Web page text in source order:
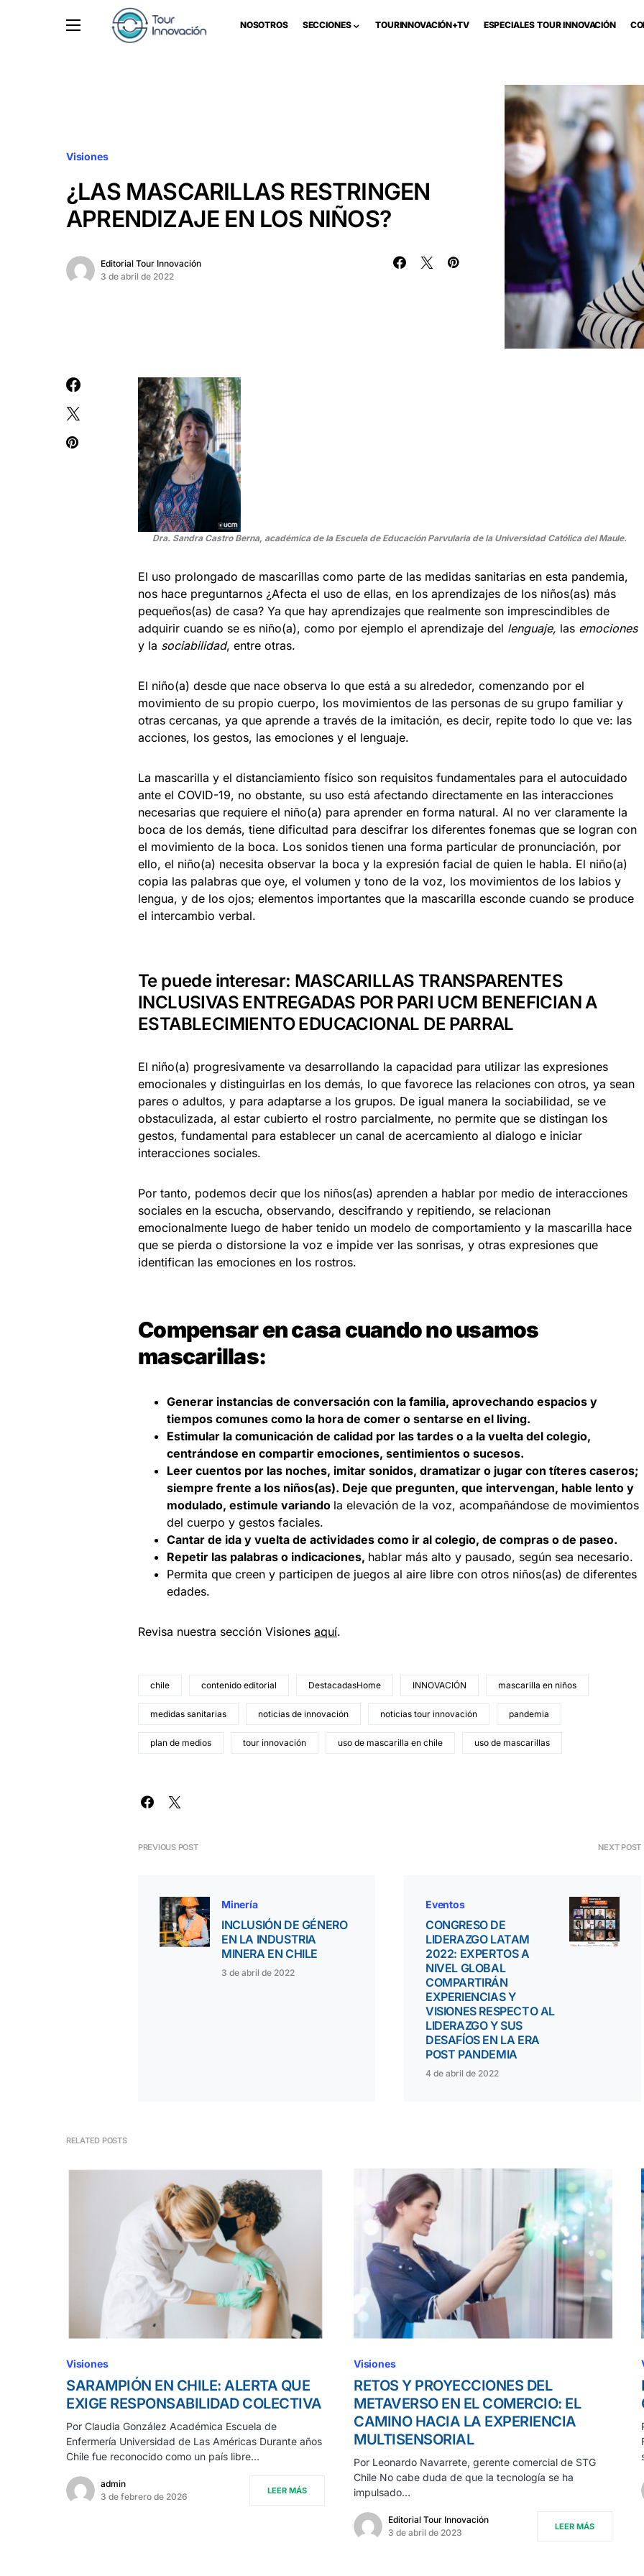
NOSOTROS SECCIONES TOURINNOVACIÓN+TV ESPECIALES TOUR INNOVACIÓN
Visiones
¿LAS MASCARILLAS RESTRINGEN
APRENDIZAJE EN LOS NIÑOS?
Editorial Tour Innovación
3 de abril de 2022
Dra. Sandra Castro Berna, académica de la Escuela de Educación Parvularia de la Universidad Católica del Maule.
El uso prolongado de mascarillas como parte de las medidas sanitarias en esta pandemia,
nos hace preguntarnos ¿Afecta el uso de ellas, en los aprendizajes de los niños(as) más
pequeños(as) de casa? Ya que hay aprendizajes que realmente son imprescindibles de
adquirir cuando se es niño(a), como por ejemplo el aprendizaje del lenguaje, las emociones
y la sociabilidad, entre otras.
El niño(a) desde que nace observa lo que está a su alrededor, comenzando por el
movimiento de su propio cuerpo, los movimientos de las personas de su grupo familiar y
otras cercanas, ya que aprende a través de la imitación, es decir, repite todo lo que ve: las
acciones, los gestos, las emociones y el lenguaje.
La mascarilla y el distanciamiento físico son requisitos fundamentales para el autocuidado
ante el COVID-19, no obstante, su uso está afectando directamente en las interacciones
necesarias que requiere el niño(a) para aprender en forma natural. Al no ver claramente la
boca de los demás, tiene dificultad para descifrar los diferentes fonemas que se logran con
el movimiento de la boca. Los sonidos tienen una forma particular de pronunciación, por
ello, el niño(a) necesita observar la boca y la expresión facial de quien le habla. El niño(a)
copia las palabras que oye, el volumen y tono de la voz, los movimientos de los labios y
lengua, y de los ojos; elementos importantes que la mascarilla esconde cuando se produce
el intercambio verbal.
Te puede interesar: MASCARILLAS TRANSPARENTES
INCLUSIVAS ENTREGADAS POR PARI UCM BENEFICIAN A
ESTABLECIMIENTO EDUCACIONAL DE PARRAL
El niño(a) progresivamente va desarrollando la capacidad para utilizar las expresiones
emocionales y distinguirlas en los demás, lo que favorece las relaciones con otros, ya sean
pares o adultos, y para adaptarse a los grupos. De igual manera la sociabilidad, se ve
obstaculizada, al estar cubierto el rostro parcialmente, no permite que se distingan los
gestos, fundamental para establecer un canal de acercamiento al dialogo e iniciar
interacciones sociales.
Por tanto, podemos decir que los niños(as) aprenden a hablar por medio de interacciones
sociales en la escucha, observando, descifrando y repitiendo, se relacionan
emocionalmente luego de haber tenido un modelo de comportamiento y la mascarilla hace
que se pierda o distorsione la voz e impide ver las sonrisas, y otras expresiones que
identifican las emociones en los rostros.
Compensar en casa cuando no usamos
mascarillas:
Generar instancias de conversación con la familia, aprovechando espacios y
tiempos comunes como la hora de comer o sentarse en el living.
Estimular la comunicación de calidad por las tardes o a la vuelta del colegio,
centrándose en compartir emociones, sentimientos o sucesos.
Leer cuentos por las noches, imitar sonidos, dramatizar o jugar con títeres caseros;
siempre frente a los niños(as). Deje que pregunten, que intervengan, hable lento y
modulado, estimule variando la elevación de la voz, acompañándose de movimientos
del cuerpo y gestos faciales.
Cantar de ida y vuelta de actividades como ir al colegio, de compras o de paseo.
Repetir las palabras o indicaciones, hablar más alto y pausado, según sea necesario.
Permita que creen y participen de juegos al aire libre con otros niños(as) de diferentes
edades.
Revisa nuestra sección Visiones aquí.
chile contenido editorial DestacadasHome INNOVACIÓN mascarilla en niños
medidas sanitarias noticias de innovación noticias tour innovación pandemia
plan de medios tour innovación uso de mascarilla en chile uso de mascarillas
PREVIOUS POST
Minería
INCLUSIÓN DE GÉNERO
EN LA INDUSTRIA
MINERA EN CHILE
3 de abril de 2022
NEXT POST
Eventos
CONGRESO DE
LIDERAZGO LATAM
2022: EXPERTOS A
NIVEL GLOBAL
COMPARTIRÁN
EXPERIENCIAS Y
VISIONES RESPECTO AL
LIDERAZGO Y SUS
DESAFÍOS EN LA ERA
POST PANDEMIA
4 de abril de 2022
RELATED POSTS
Visiones
SARAMPIÓN EN CHILE: ALERTA QUE
EXIGE RESPONSABILIDAD COLECTIVA
Por Claudia González Académica Escuela de
Enfermería Universidad de Las Américas Durante años
Chile fue reconocido como un país libre…
admin
3 de febrero de 2026
LEER MÁS
Visiones
RETOS Y PROYECCIONES DEL
METAVERSO EN EL COMERCIO: EL
CAMINO HACIA LA EXPERIENCIA
MULTISENSORIAL
Por Leonardo Navarrete, gerente comercial de STG
Chile No cabe duda de que la tecnología se ha
impulsado…
Editorial Tour Innovación
3 de abril de 2023
LEER MÁS